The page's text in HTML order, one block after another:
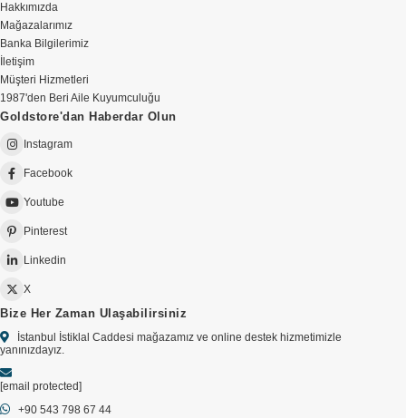
Hakkımızda
Mağazalarımız
Banka Bilgilerimiz
İletişim
Müşteri Hizmetleri
1987'den Beri Aile Kuyumculuğu
Goldstore'dan Haberdar Olun
Instagram
Facebook
Youtube
Pinterest
Linkedin
X
Bize Her Zaman Ulaşabilirsiniz
İstanbul İstiklal Caddesi mağazamız ve online destek hizmetimizle
yanınızdayız.
[email protected]
+90 543 798 67 44